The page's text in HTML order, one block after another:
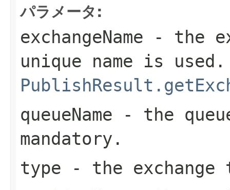
パラメータ:
exchangeName - the
unique name is
queueName - the
mandatory.
type - the exchange